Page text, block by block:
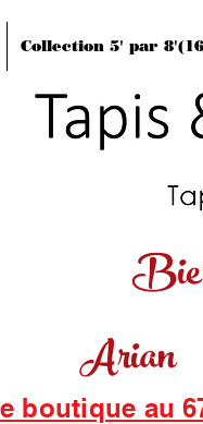
Collection 5' par
Arian
boutique au